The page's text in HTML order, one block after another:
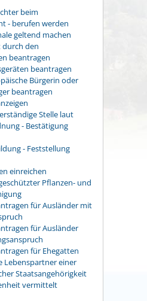
beim
- berufen werden
geltend machen
durch den
beantragen
beantragen
Bürgerin oder
beantragen
Stelle laut
- Bestätigung
- Feststellung
einreichen
Pflanzen- und
für Ausländer mit
für Ausländer
für Ehegatten
Lebenspartner einer
Staatsangehörigkeit
vermittelt